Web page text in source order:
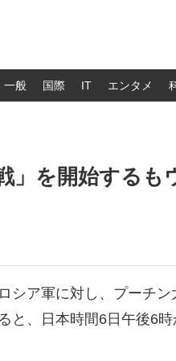
一般 国際 IT エンタメ
」を開始する
シア軍に対し、プーチ
と、日本時間6日午後6